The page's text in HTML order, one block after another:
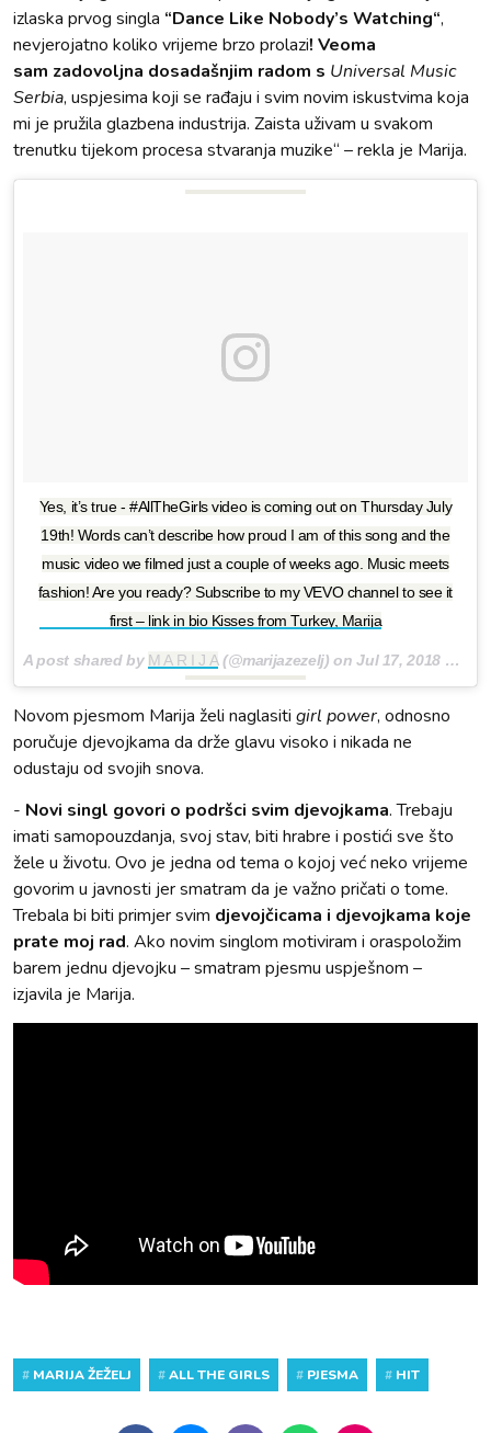
izlaska prvog singla “Dance Like Nobody’s Watching“,
nevjerojatno koliko vrijeme brzo prolazi! Veoma
sam zadovoljna dosadašnjim radom s Universal Music
Serbia, uspjesima koji se rađaju i svim novim iskustvima koja
mi je pružila glazbena industrija. Zaista uživam u svakom
trenutku tijekom procesa stvaranja muzike“ – rekla je Marija.
Yes, it’s true - #AllTheGirls video is coming out on Thursday July
19th! Words can’t describe how proud I am of this song and the
music video we filmed just a couple of weeks ago. Music meets
fashion! Are you ready? Subscribe to my VEVO channel to see it
first – link in bio Kisses from Turkey, Marija
A post shared by M A R I J A(@marijazezelj) onJul 17, 2018 at 10:02am PDT
Novom pjesmom Marija želi naglasiti girl power, odnosno
poručuje djevojkama da drže glavu visoko i nikada ne
odustaju od svojih snova.
- Novi singl govori o podršci svim djevojkama. Trebaju
imati samopouzdanja, svoj stav, biti hrabre i postići sve što
žele u životu. Ovo je jedna od tema o kojoj već neko vrijeme
govorim u javnosti jer smatram da je važno pričati o tome.
Trebala bi biti primjer svim djevojčicama i djevojkama koje
prate moj rad. Ako novim singlom motiviram i oraspoložim
barem jednu djevojku – smatram pjesmu uspješnom –
izjavila je Marija.
# MARIJA ŽEŽELJ #ALL THE GIRLS # PJESMA # HIT